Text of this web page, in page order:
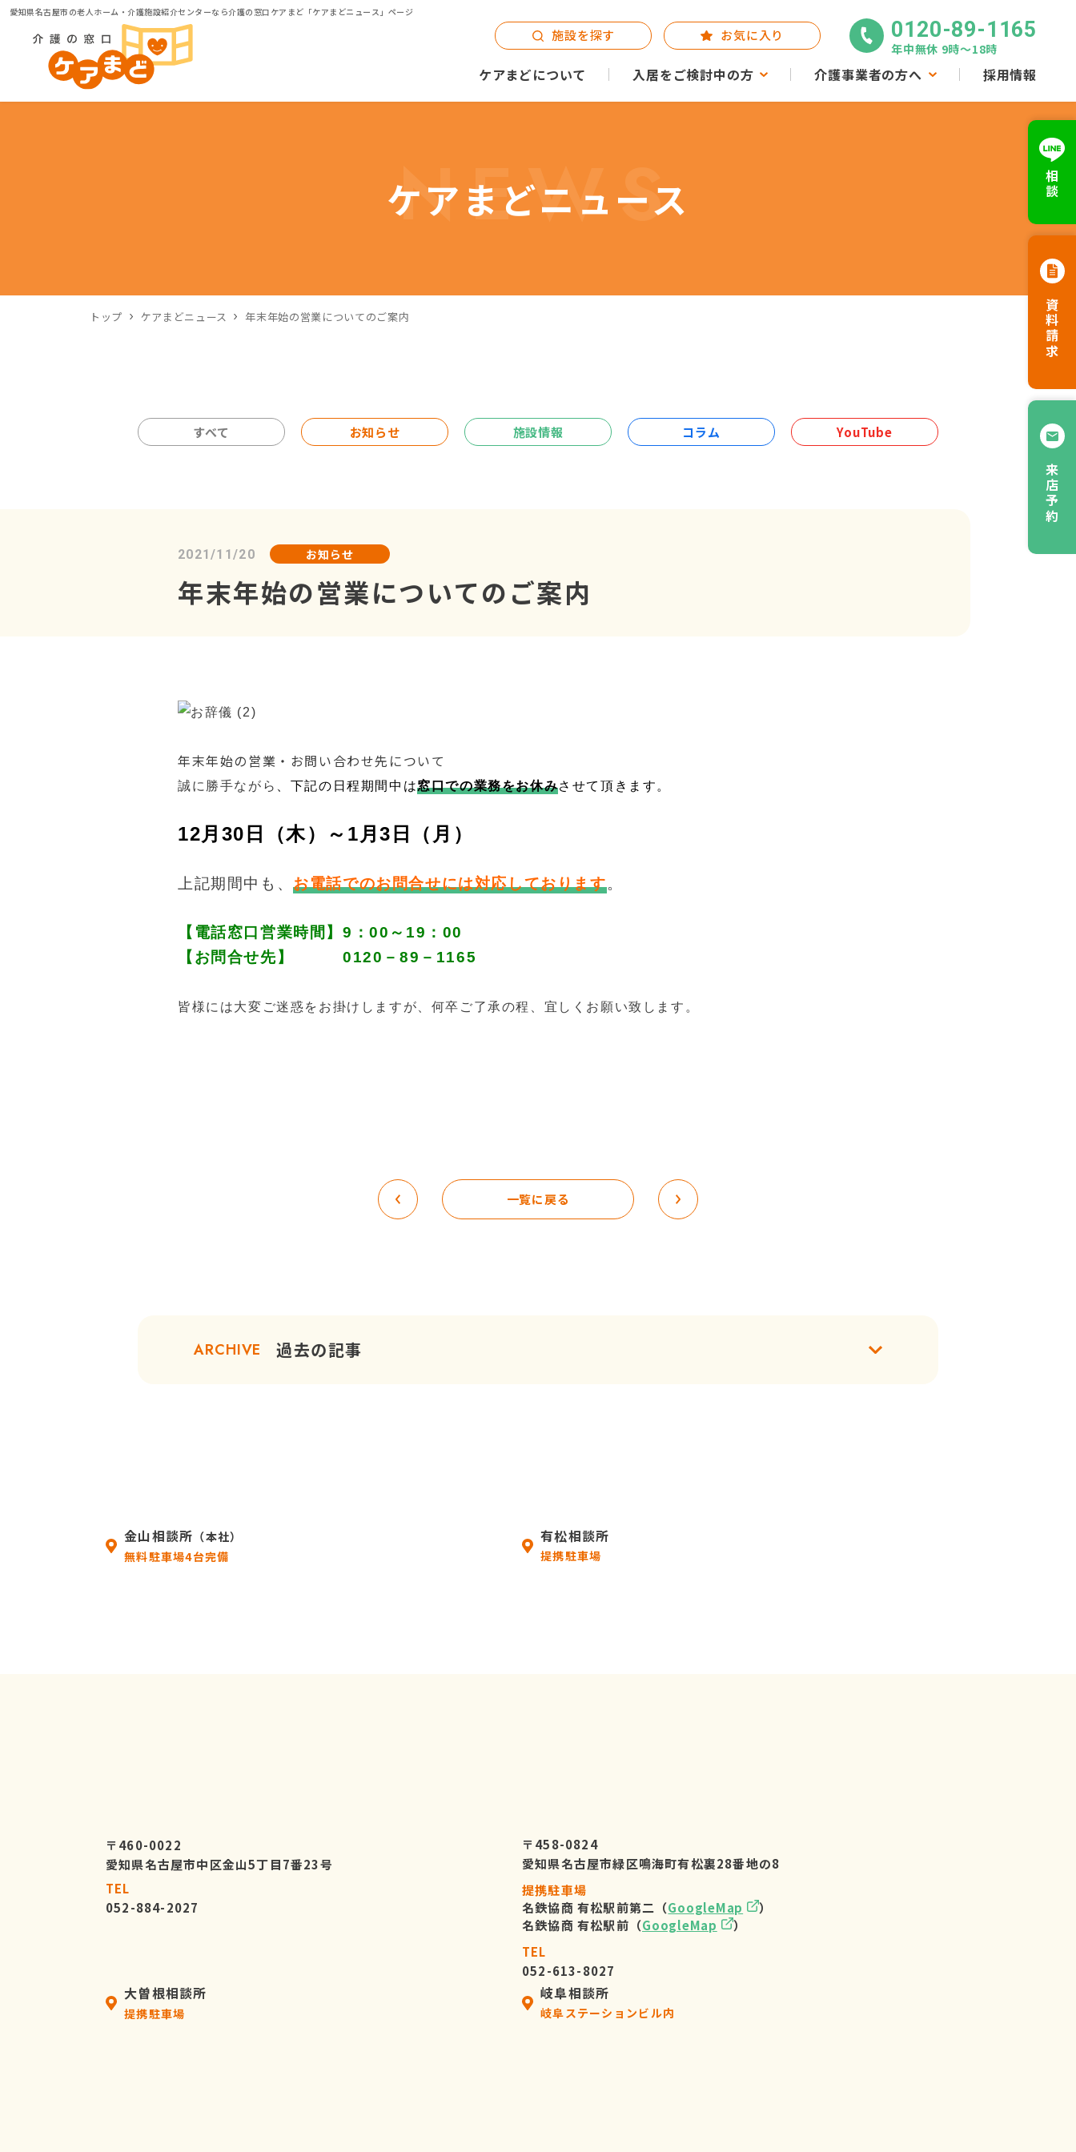
愛知県名古屋市の老人ホーム・介護施設紹介センターなら介護の窓口ケアまど「ケアまどニュース」ページ
ケアまどについて 入居をご検討中の方 介護事業者の方へ 採用情報
施設を探す お気に入り 0120-89-1165
年中無休 9時〜18時
相談
資料請求
来店予約
NEWS
ケアまどニュース
トップ ケアまどニュース 年末年始の営業についてのご案内
すべて お知らせ 施設情報 コラム YouTube
2021/11/20 お知らせ
年末年始の営業についてのご案内
年末年始の営業・お問い合わせ先について
誠に勝手ながら 、下記の日程期間中は窓口での業務をお休みさせて頂きます。
12月30日（木）～1月3日（月）
上記期間中も、お電話でのお問合せには対応しております。
【電話窓口営業時間】9：00～19：00
【お問合せ先】 0120 －89－1165
皆様には大変ご迷惑をお掛けしますが、何卒ご了承の程、宜しくお願い致します。
一覧に戻る
ARCHIVE 過去の記事
金山相談所 （本社）
無料駐車場4台完備
〒460-0022
愛知県名古屋市中区金山5丁目7番23号
TEL
052-884-2027
有松相談所
提携駐車場
〒458-0824
愛知県名古屋市緑区鳴海町有松裏28番地の8
提携駐車場
名鉄協商 有松駅前第二（GoogleMap
）
名鉄協商 有松駅前（GoogleMap
）
TEL
052-613-8027
大曽根相談所
提携駐車場
岐阜相談所
岐阜ステーションビル内